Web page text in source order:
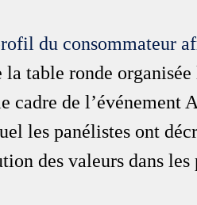
du consommateur
la table ronde
cadre de l’événement
les panélistes ont
des valeurs dans les